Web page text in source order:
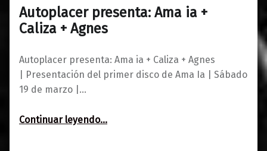
Autoplacer presenta: Ama ia +
Caliza + Agnes
Autoplacer presenta: Ama ia + Caliza + Agnes
| Presentación del primer disco de Ama Ia | Sábado
19 de marzo |…
Continuar leyendo“Autoplacer presenta: Ama ia + Caliza + Agnes”
…
14/03/2016
0
Maravillas